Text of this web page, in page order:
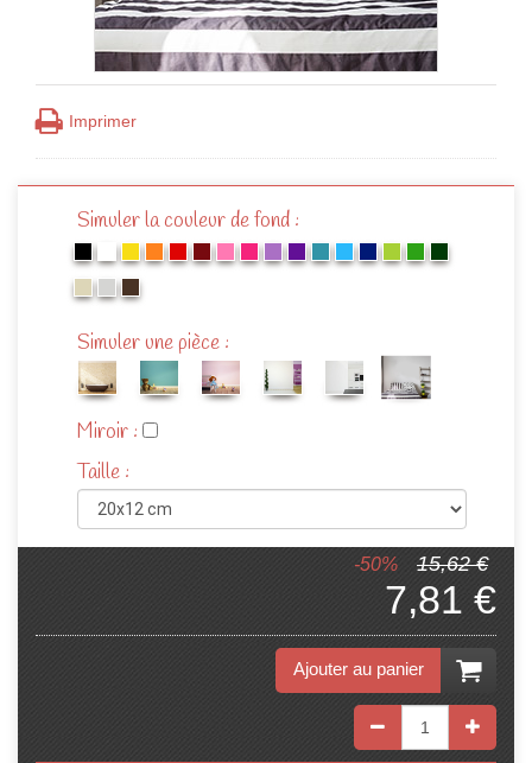
Imprimer
Simuler la couleur de fond :
Simuler une pièce :
Miroir :
Taille :
-50% 15,62 €
7,81 €
Ajouter au panier